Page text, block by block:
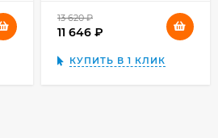
13 620
11 646
КУПИТЬ В 1 КЛИК